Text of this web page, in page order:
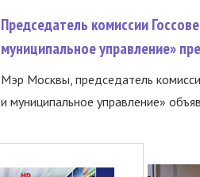
Председатель комиссии
муниципальное управление»
Мэр Москвы, председатель
и муниципальное управление»